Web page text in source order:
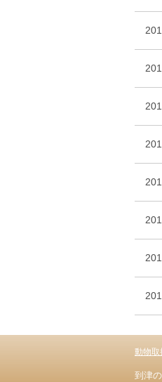
動物取
到津